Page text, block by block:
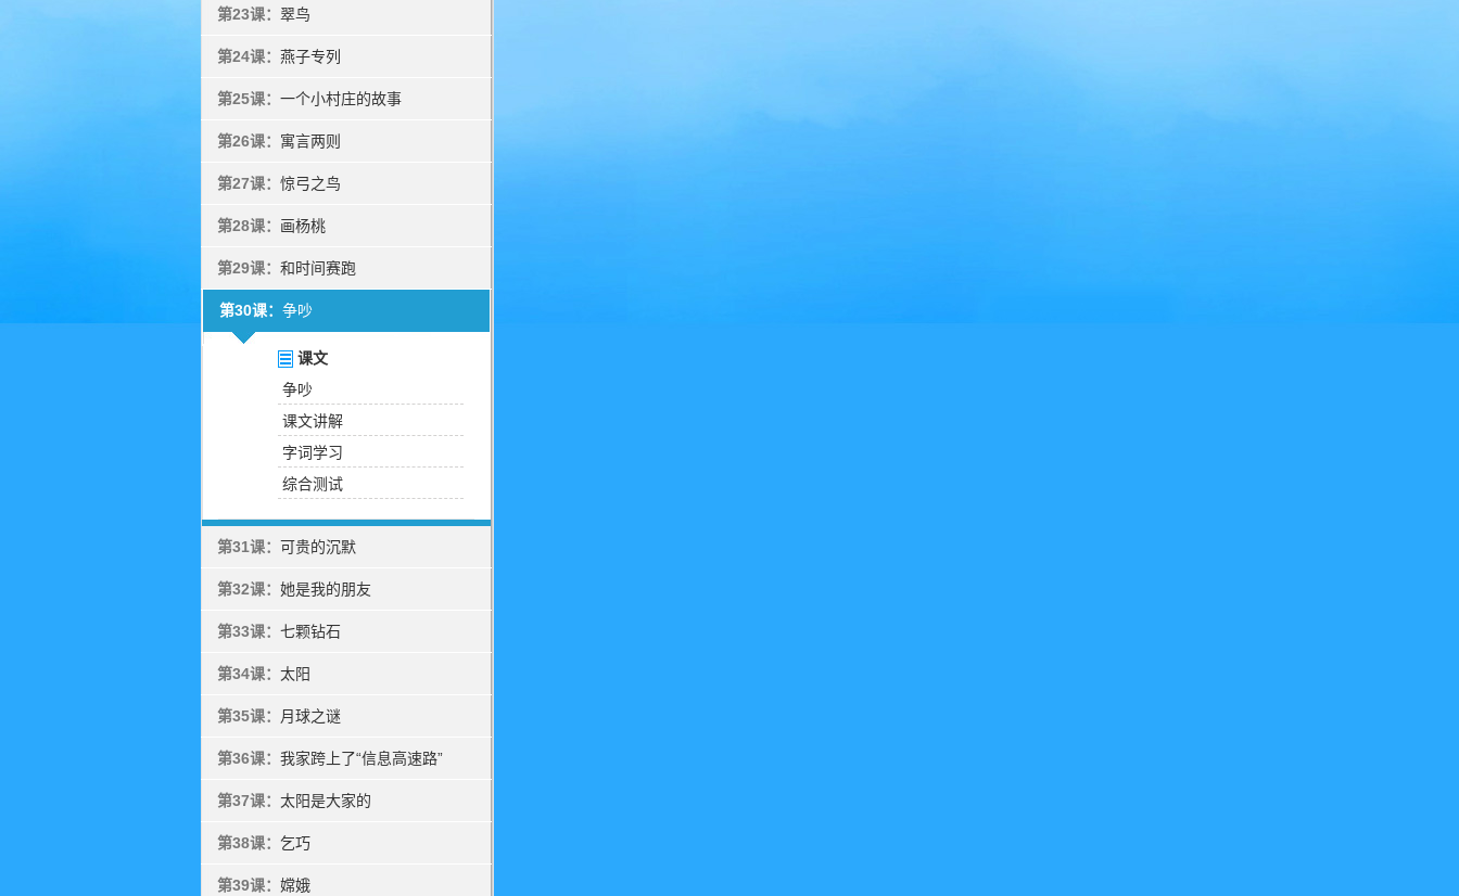
第23课： 翠鸟
第24课： 燕子专列
第25课： 一个小村庄的故事
第26课： 寓言两则
第27课： 惊弓之鸟
第28课： 画杨桃
第29课： 和时间赛跑
第30课： 争吵
课文
争吵
课文讲解
字词学习
综合测试
第31课： 可贵的沉默
第32课： 她是我的朋友
第33课： 七颗钻石
第34课： 太阳
第35课： 月球之谜
第36课： 我家跨上了“信息高速路”
第37课： 太阳是大家的
第38课： 乞巧
第39课： 嫦娥